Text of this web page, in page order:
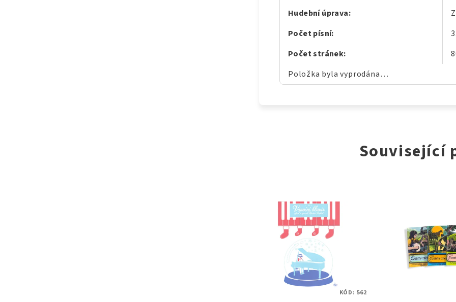
Hudební úprava:
Počet písní:
Počet stránek:
Položka byla vyprodána…
Související
KÓD: 562